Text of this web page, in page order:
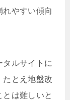
やすい傾向
ルサイトに
たとえ地盤改
は難しいと